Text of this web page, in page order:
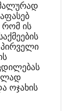
რომ ის
ოჯახის